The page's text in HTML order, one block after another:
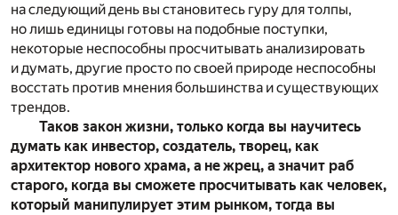
на следующий день вы становитесь гуру для толпы,
но лишь единицы готовы на подобные поступки,
некоторые неспособны просчитывать анализировать
и думать, другие просто по своей природе неспособны
восстать против мнения большинства и существующих
трендов.
Таков закон жизни, только когда вы научитесь
думать как инвестор, создатель, творец, как
архитектор нового храма, а не жрец, а значит раб
старого, когда вы сможете просчитывать как человек,
который манипулирует этим рынком, тогда вы